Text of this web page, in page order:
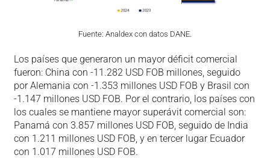
Fuente: Analdex con datos DANE.
Los países que generaron un mayor déficit comercial
fueron: China con -11.282 USD FOB millones, seguido
por Alemania con -1.353 millones USD FOB y Brasil con
-1.147 millones USD FOB. Por el contrario, los países con
los cuales se mantiene mayor superávit comercial son:
Panamá con 3.857 millones USD FOB, seguido de India
con 1.211 millones USD FOB, y en tercer lugar Ecuador
con 1.017 millones USD FOB.